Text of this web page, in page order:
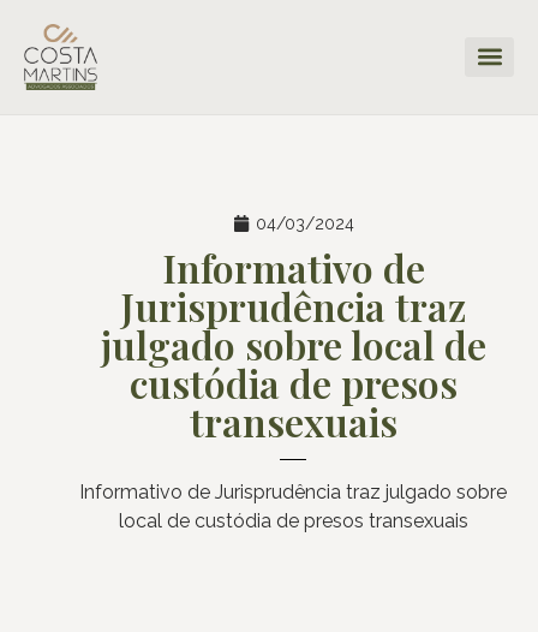
04/03/2024
Informativo de
Jurisprudência traz
julgado sobre local de
custódia de presos
transexuais
Informativo de Jurisprudência traz julgado sobre
local de custódia de presos transexuais